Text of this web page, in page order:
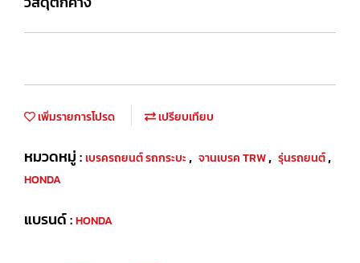
เพิ่มรายการโปรด เปรียบเทียบ
หมวดหมู่ :เบรครถยนต์ รถกระบะ, จานเบรค TRW, รุ่นรถยนต์,
HONDA
แบรนด์ :HONDA